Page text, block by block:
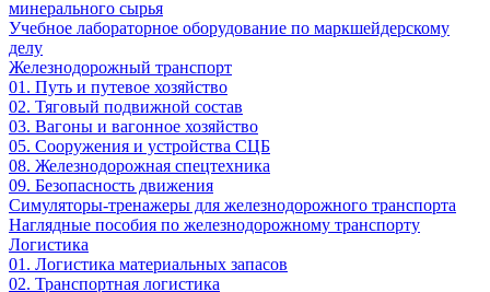
минерального сырья
Учебное лабораторное оборудование по маркшейдерскому
делу
Железнодорожный транспорт
01. Путь и путевое хозяйство
02. Тяговый подвижной состав
03. Вагоны и вагонное хозяйство
05. Сооружения и устройства СЦБ
08. Железнодорожная спецтехника
09. Безопасность движения
Симуляторы-тренажеры для железнодорожного транспорта
Наглядные пособия по железнодорожному транспорту
Логистика
01. Логистика материальных запасов
02. Транспортная логистика